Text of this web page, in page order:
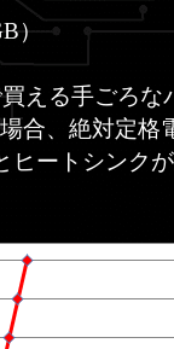
）
える手ごろ
合、絶対定
ヒートシンク